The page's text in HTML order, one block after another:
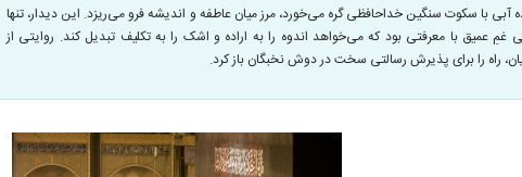
آبی با سکوت سنگین خداحافظی گره می‌خورد، مرز میان عاطفه و اندیشه فرو می‌ریزد. این دیدار، تنها
عمیق با معرفتی بود که می‌خواهد اندوه را به اراده و اشک را به تکلیف تبدیل کند. روایتی از
راه را برای پذیرش رسالتی سخت در دوش نخبگان باز کرد.